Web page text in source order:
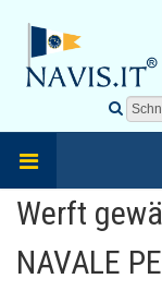
Werft
NAVALE